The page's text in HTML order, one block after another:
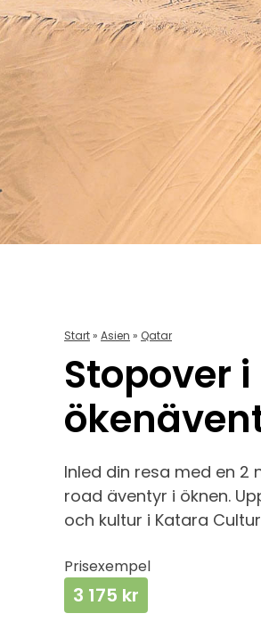
Start» Asien » Qatar
Stopover
Inled din resa med en
road äventyr i öknen.
och kultur i Katara
Prisexempel
3 175 kr